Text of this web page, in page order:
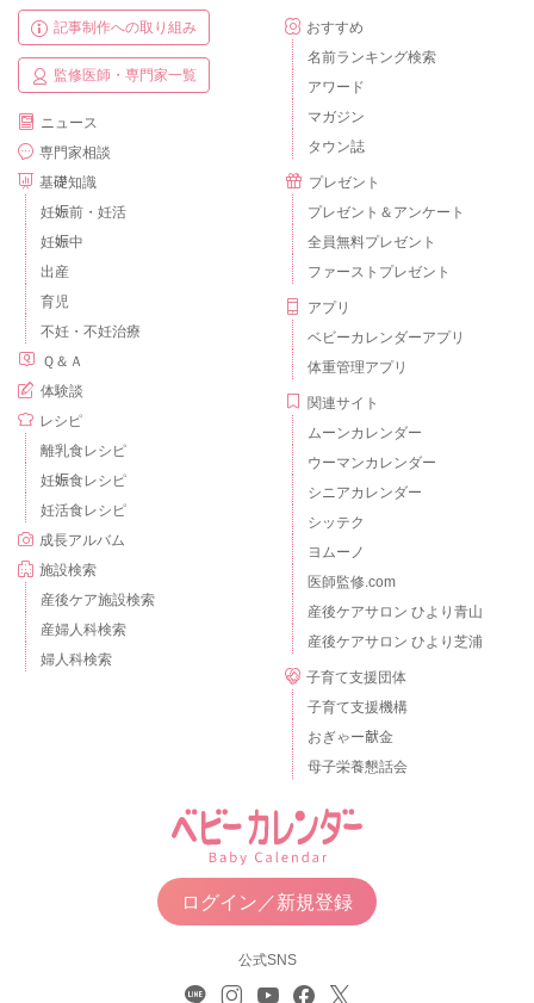
記事制作への取り組み
監修医師・専門家一覧
ニュース
専門家相談
基礎知識
妊娠前・妊活
妊娠中
出産
育児
不妊・不妊治療
Ｑ＆Ａ
体験談
レシピ
離乳食レシピ
妊娠食レシピ
妊活食レシピ
成長アルバム
施設検索
産後ケア施設検索
産婦人科検索
婦人科検索
おすすめ
名前ランキング検索
アワード
マガジン
タウン誌
プレゼント
プレゼント＆アンケート
全員無料プレゼント
ファーストプレゼント
アプリ
ベビーカレンダーアプリ
体重管理アプリ
関連サイト
ムーンカレンダー
ウーマンカレンダー
シニアカレンダー
シッテク
ヨムーノ
医師監修.com
産後ケアサロン ひより青山
産後ケアサロン ひより芝浦
子育て支援団体
子育て支援機構
おぎゃー献金
母子栄養懇話会
ログイン／新規登録
公式SNS